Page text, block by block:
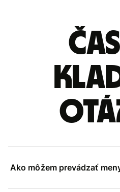
Ako môžem prevádzať